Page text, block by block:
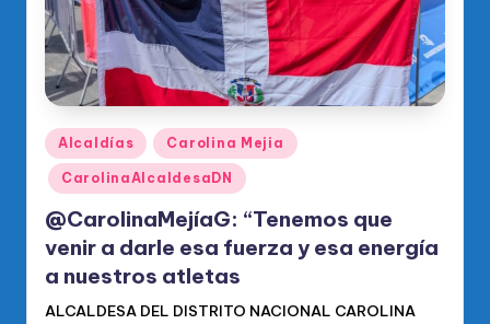
Publicado
en
Alcaldías Carolina Mejia
CarolinaAlcaldesaDN
@CarolinaMejíaG: “Tenemos que
venir a darle esa fuerza y esa energía
a nuestros atletas
ALCALDESA DEL DISTRITO NACIONAL CAROLINA